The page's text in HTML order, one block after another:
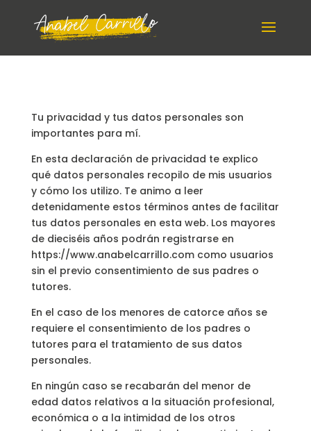
Tu privacidad y tus datos personales son
importantes para mí.
En esta declaración de privacidad te explico
qué datos personales recopilo de mis usuarios
y cómo los utilizo. Te animo a leer
detenidamente estos términos antes de facilitar
tus datos personales en esta web. Los mayores
de dieciséis años podrán registrarse en
https://www.anabelcarrillo.com como usuarios
sin el previo consentimiento de sus padres o
tutores.
En el caso de los menores de catorce años se
requiere el consentimiento de los padres o
tutores para el tratamiento de sus datos
personales.
En ningún caso se recabarán del menor de
edad datos relativos a la situación profesional,
económica o a la intimidad de los otros